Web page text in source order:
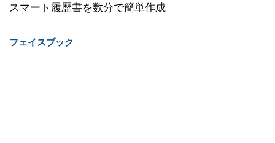
スマート履歴書を数分で簡単作成
フェイスブック